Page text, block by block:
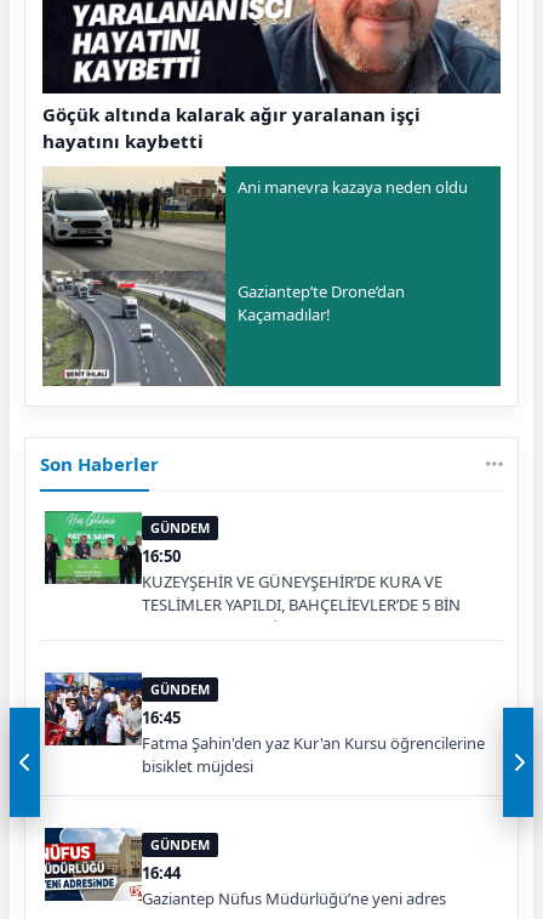
Göçük altında kalarak ağır yaralanan işçi
hayatını kaybetti
Ani manevra kazaya neden oldu
Gaziantep’te Drone’dan
Kaçamadılar!
Son Haberler
GÜNDEM
16:50
KUZEYŞEHİR VE GÜNEYŞEHİR’DE KURA VE
TESLİMLER YAPILDI, BAHÇELİEVLER’DE 5 BİN
KONUTUN TEMELİ ATILDI
GÜNDEM
16:45
Fatma Şahin'den yaz Kur'an Kursu öğrencilerine
bisiklet müjdesi
GÜNDEM
16:44
Gaziantep Nüfus Müdürlüğü’ne yeni adres